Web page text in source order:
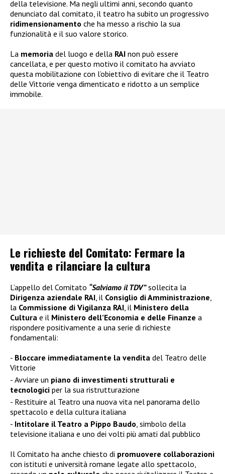
della televisione. Ma negli ultimi anni, secondo quanto
denunciato dal comitato, il teatro ha subito un progressivo
ridimensionamento che ha messo a rischio la sua
funzionalità e il suo valore storico.
La memoria del luogo e della RAI non può essere
cancellata, e per questo motivo il comitato ha avviato
questa mobilitazione con l’obiettivo di evitare che il Teatro
delle Vittorie venga dimenticato e ridotto a un semplice
immobile.
Le richieste del Comitato: Fermare la
vendita e rilanciare la cultura
L’appello del Comitato “Salviamo il TDV”sollecita la
Dirigenza aziendale RAI , il Consiglio di Amministrazione
la Commissione di Vigilanza RAI , il Ministero della
Cultura e il Ministero dell’Economia e delle Finanze a
rispondere positivamente a una serie di richieste
fondamentali:
Bloccare immediatamente la vendita del Teatro delle
Vittorie
Avviare un piano di investimenti strutturali e
tecnologici per la sua ristrutturazione
Restituire al Teatro una nuova vita nel panorama dello
spettacolo e della cultura italiana
Intitolare il Teatro a Pippo Baudo , simbolo della
televisione italiana e uno dei volti più amati dal pubblico
Il Comitato ha anche chiesto di promuovere collaborazioni
con istituti e università romane legate allo spettacolo,